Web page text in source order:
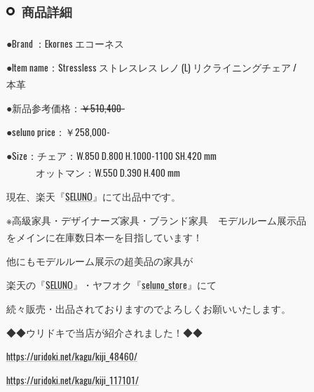
商品詳細
●Brand ：Ekornes エコーネス
●Item name：Stressless ストレスレス レノ (L) リクライニングチェア /
本革
●新品参考価格： ￥510,400-
●seluno price：￥258,000-
●Size：チェア：W.850 D.800 H.1000-1100 SH.420 mm
オットマン：W.550 D.390 H.400 mm
現在、楽天『SELUNO』にて出品中です。
※高級家具・デザイナーズ家具・ブランド家具 モデルルーム展示品
をメインに在庫数日本一を目指しています！
他にもモデルルーム展示の超美品の家具が
楽天の『SELUNO』・ヤフオク『seluno_store』にて
続々販売・出品されておりますのでよろしくお願いいたします。
◆◆ウリドキで当店が紹介されました！◆◆
https://uridoki.net/kagu/kiji_48460/
https://uridoki.net/kagu/kiji_117101/